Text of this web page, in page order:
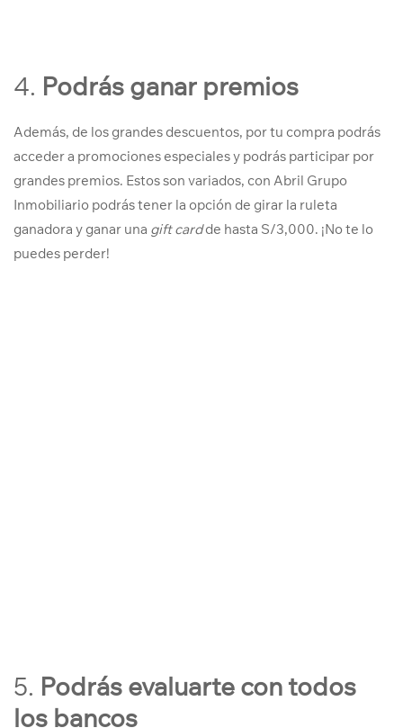
4. Podrás ganar premios
Además, de los grandes descuentos, por tu compra podrás
acceder a promociones especiales y podrás participar por
grandes premios. Estos son variados, con Abril Grupo
Inmobiliario podrás tener la opción de girar la ruleta
ganadora y ganar una gift cardde hasta S/3,000. ¡No te lo
puedes perder!
5. Podrás evaluarte con todos
los bancos